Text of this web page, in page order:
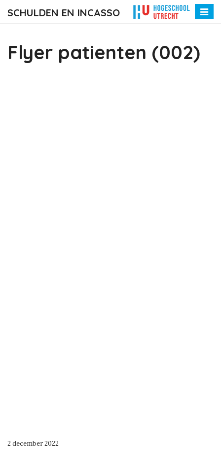
SCHULDEN EN INCASSO
Toggle
Flyer patienten (002)
2 december 2022